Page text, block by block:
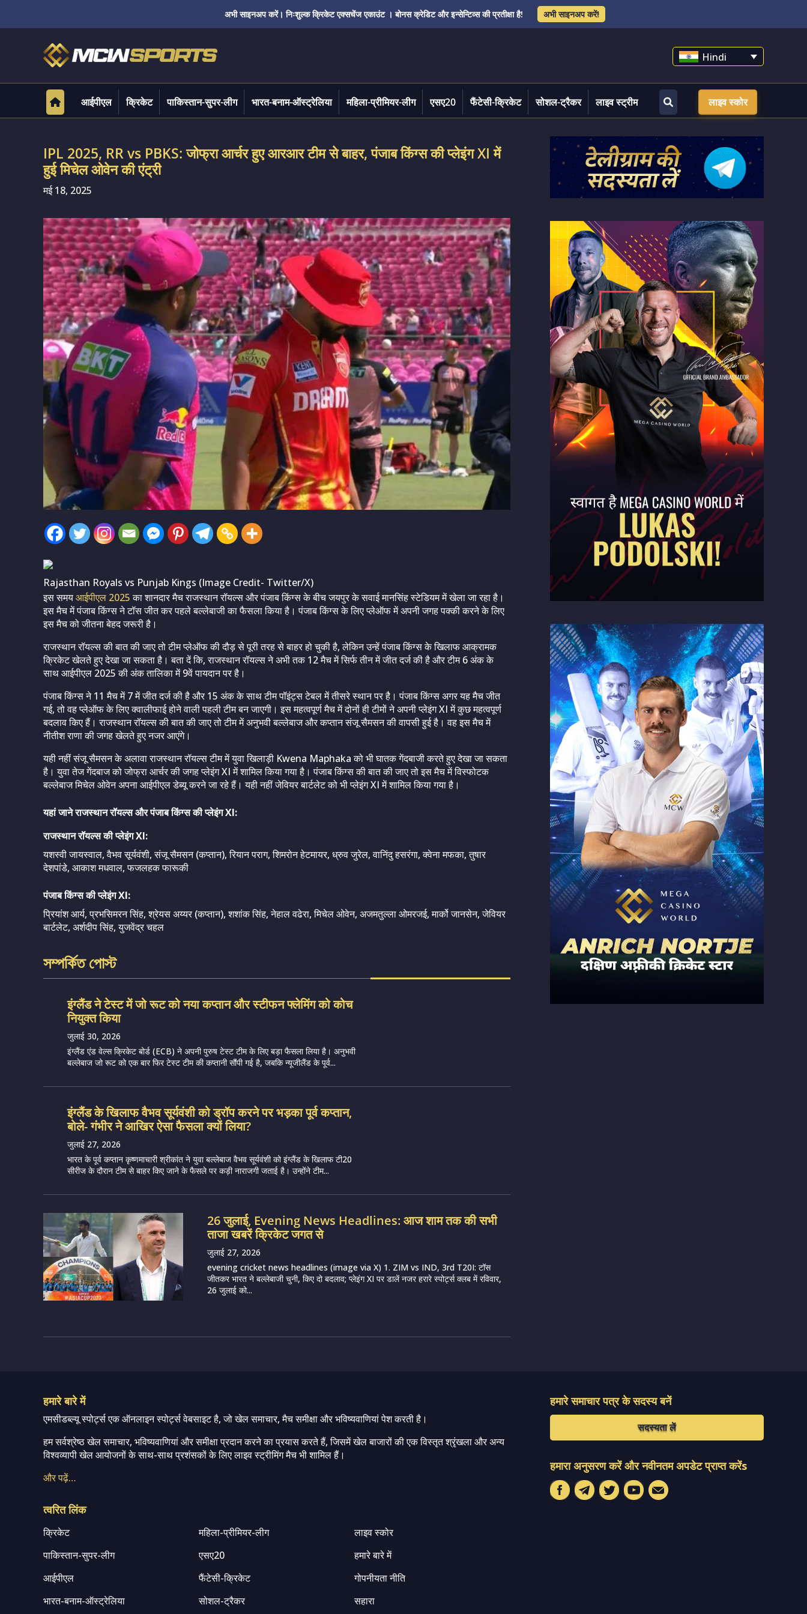
अभी साइनअप करें। निःशुल्क क्रिकेट एक्सचेंज एकाउंट । बोनस क्रेडिट और इन्सेन्टिव्स की प्रतीक्षा है! अभी साइनअप करें!
Hindi
आईपीएल क्रिकेट पाकिस्तान-सुपर-लीग भारत-बनाम-ऑस्ट्रेलिया महिला-प्रीमियर-लीग एसए20 फैंटेसी-क्रिकेट सोशल-ट्रैकर लाइव स्ट्रीम लाइव स्कोर
IPL 2025, RR vs PBKS: जोफ्रा आर्चर हुए आरआर टीम से बाहर, पंजाब किंग्स की प्लेइंग XI में
हुई मिचेल ओवेन की एंट्री
मई 18, 2025
Rajasthan Royals vs Punjab Kings (Image Credit- Twitter/X)
इस समयआईपीएल 2025का शानदार मैच राजस्थान रॉयल्स और पंजाब किंग्स के बीच जयपुर के सवाई मानसिंह स्टेडियम में खेला जा रहा है।
इस मैच में पंजाब किंग्स ने टॉस जीत कर पहले बल्लेबाजी का फैसला किया है। पंजाब किंग्स के लिए प्लेऑफ में अपनी जगह पक्की करने के लिए
इस मैच को जीतना बेहद जरूरी है।
राजस्थान रॉयल्स की बात की जाए तो टीम प्लेऑफ की दौड़ से पूरी तरह से बाहर हो चुकी है, लेकिन उन्हें पंजाब किंग्स के खिलाफ आक्रामक
क्रिकेट खेलते हुए देखा जा सकता है। बता दें कि, राजस्थान रॉयल्स ने अभी तक 12 मैच में सिर्फ तीन में जीत दर्ज की है और टीम 6 अंक के
साथ आईपीएल 2025 की अंक तालिका में 9वें पायदान पर है।
पंजाब किंग्स ने 11 मैच में 7 में जीत दर्ज की है और 15 अंक के साथ टीम पॉइंट्स टेबल में तीसरे स्थान पर है। पंजाब किंग्स अगर यह मैच जीत
गई, तो वह प्लेऑफ के लिए क्वालीफाई होने वाली पहली टीम बन जाएगी। ‌इस महत्वपूर्ण मैच में दोनों ही टीमों ने अपनी प्लेइंग XI में कुछ महत्वपूर्ण
बदलाव किए हैं। राजस्थान रॉयल्स की बात की जाए तो टीम में अनुभवी बल्लेबाज और कप्तान संजू सैमसन की वापसी हुई है। वह इस मैच में
नीतीश राणा की जगह खेलते हुए नजर आएंगे।
यही नहीं संजू सैमसन के अलावा राजस्थान रॉयल्स टीम में युवा खिलाड़ी Kwena Maphaka को भी घातक गेंदबाजी करते हुए देखा जा सकता
है। युवा तेज गेंदबाज को जोफ्रा आर्चर की जगह प्लेइंग XI में शामिल किया गया है। पंजाब किंग्स की बात की जाए तो इस मैच में विस्फोटक
बल्लेबाज मिचेल ओवेन अपना आईपीएल डेब्यू करने जा रहे हैं। यही नहीं जेवियर बार्टलेट को भी प्लेइंग XI में शामिल किया गया है।
यहां जाने राजस्थान रॉयल्स और पंजाब किंग्स की प्लेइंग XI:
राजस्थान रॉयल्स की प्लेइंग XI:
यशस्वी जायस्वाल, वैभव सूर्यवंशी, संजू सैमसन (कप्तान), रियान पराग, शिमरोन हेटमायर, ध्रुव जुरेल, वानिंदु हसरंगा, क्वेना मफका, तुषार
देशपांडे, आकाश मधवाल, फजलहक फारूकी
पंजाब किंग्स की प्लेइंग XI:
प्रियांश आर्य, प्रभसिमरन सिंह, श्रेयस अय्यर (कप्तान), शशांक सिंह, नेहाल वढेरा, मिचेल ओवेन, अजमतुल्ला ओमरजई, मार्को जानसेन, जेवियर
बार्टलेट, अर्शदीप सिंह, युजवेंद्र चहल
সম্পর্কিত পোস্ট
इंग्लैंड ने टेस्ट में जो रूट को नया कप्तान और स्टीफन फ्लेमिंग को कोच
नियुक्त किया
जुलाई 30, 2026
इंग्लैंड एंड वेल्स क्रिकेट बोर्ड (ECB) ने अपनी पुरुष टेस्ट टीम के लिए बड़ा फैसला लिया है। अनुभवी
बल्लेबाज जो रूट को एक बार फिर टेस्ट टीम की कप्तानी सौंपी गई है, जबकि न्यूजीलैंड के पूर्व...
इंग्लैंड के खिलाफ वैभव सूर्यवंशी को ड्रॉप करने पर भड़का पूर्व कप्तान,
बोले- गंभीर ने आखिर ऐसा फैसला क्यों लिया?
जुलाई 27, 2026
भारत के पूर्व कप्तान कृष्णमाचारी श्रीकांत ने युवा बल्लेबाज वैभव सूर्यवंशी को इंग्लैंड के खिलाफ टी20
सीरीज के दौरान टीम से बाहर किए जाने के फैसले पर कड़ी नाराजगी जताई है। उन्होंने टीम...
26 जुलाई, Evening News Headlines: आज शाम तक की सभी
ताजा खबरें क्रिकेट जगत से
जुलाई 27, 2026
evening cricket news headlines (image via X) 1. ZIM vs IND, 3rd T20I: टॉस
जीतकर भारत ने बल्लेबाजी चुनी, किए दो बदलाव; प्लेइंग XI पर डालें नजर हरारे स्पोर्ट्स क्लब में रविवार,
26 जुलाई को...
हमारे बारे में
एमसीडब्ल्यू स्पोर्ट्स एक ऑनलाइन स्पोर्ट्स वेबसाइट है, जो खेल समाचार, मैच समीक्षा और भविष्यवाणियां पेश करती है।
हम सर्वश्रेष्ठ खेल समाचार, भविष्यवाणियां और समीक्षा प्रदान करने का प्रयास करते हैं, जिसमें खेल बाजारों की एक विस्तृत श्रृंखला और अन्य
विश्वव्यापी खेल आयोजनों के साथ-साथ प्रशंसकों के लिए लाइव स्ट्रीमिंग मैच भी शामिल हैं।
और पढ़ें…
त्वरित लिंक
क्रिकेट महिला-प्रीमियर-लीग
लाइव स्कोर
पाकिस्तान-सुपर-लीग
एसए20
हमारे बारे में
आईपीएल
फैंटेसी-क्रिकेट
गोपनीयता नीति
भारत-बनाम-ऑस्ट्रेलिया
सोशल-ट्रैकर सहारा
हमारे समाचार पत्र के सदस्य बनें
सदस्यता लें
हमारा अनुसरण करें और नवीनतम अपडेट प्राप्त करेंs